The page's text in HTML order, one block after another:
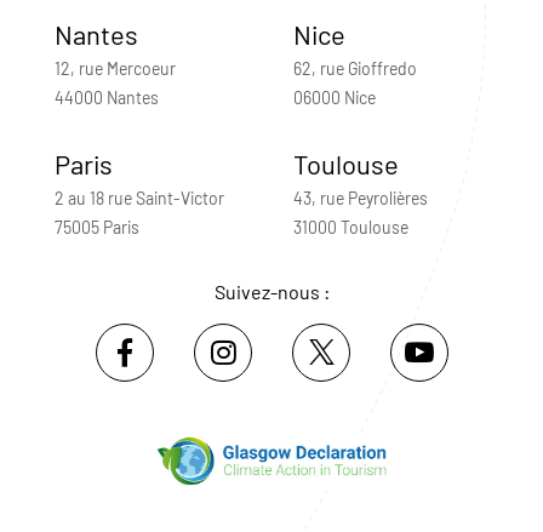
Nantes
12, rue Mercoeur
44000 Nantes
Nice
62, rue Gioffredo
06000 Nice
Paris
2 au 18 rue Saint-Victor
75005 Paris
Toulouse
43, rue Peyrolières
31000 Toulouse
Suivez-nous :